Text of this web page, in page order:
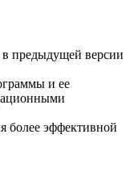
предыдущей версии
и ее
более эффективной